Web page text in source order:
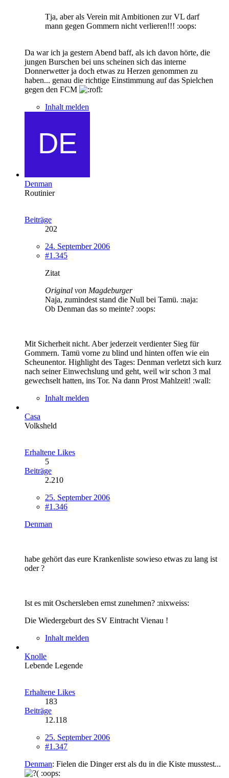
Tja, aber als Verein mit Ambitionen zur VL darf
mann gegen Gommern nicht verlieren!!! :oops:
Da war ich ja gestern Abend baff, als ich davon hörte, die
jungen Burschen bei uns scheinen sich das interne
Donnerwetter ja doch etwas zu Herzen genommen zu
haben... genau die richtige Einstimmung auf das Spielchen
gegen den FCM
Inhalt melden
Denman
Routinier
Beiträge
202
24. September 2006
#1.345
Zitat
Original von Magdeburger
Naja, zumindest stand die Null bei Tamü. :naja:
Ob Denman das so meinte? :oops:
Mit Sicherheit nicht. Aber jederzeit verdienter Sieg für
Gommern. Tamü vorne zu blind und hinten offen wie ein
Scheunentor. Highlight des Tages: Denman verletzt sich kurz
nach seiner Einwechslung und geht, weil wir schon 3 mal
gewechselt hatten, ins Tor. Na dann Prost Mahlzeit! :wall:
Inhalt melden
Casa
Volksheld
Erhaltene Likes
5
Beiträge
2.210
25. September 2006
#1.346
Denman
habe gehört das eure Krankenliste sowieso etwas zu lang ist
oder ?
Ist es mit Oschersleben ernst zunehmen? :nixweiss:
Die Wiedergeburt des SV Eintracht Vienau !
Inhalt melden
Knolle
Lebende Legende
Erhaltene Likes
183
Beiträge
12.118
25. September 2006
#1.347
Denman: Fielen die Dinger erst als du in die Kiste musstest...
:oops: